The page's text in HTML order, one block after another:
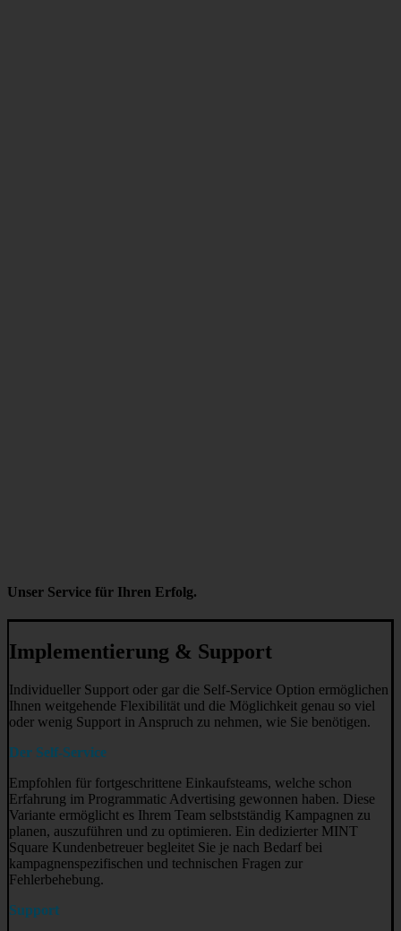
Unser Service für Ihren Erfolg.
Implementierung & Support
Individueller Support oder gar die Self-Service Option ermöglichen
Ihnen weitgehende Flexibilität und die Möglichkeit genau so viel
oder wenig Support in Anspruch zu nehmen, wie Sie benötigen.
Der Self-Service
Empfohlen für fortgeschrittene Einkaufsteams, welche schon
Erfahrung im Programmatic Advertising gewonnen haben. Diese
Variante ermöglicht es Ihrem Team selbstständig Kampagnen zu
planen, auszuführen und zu optimieren. Ein dedizierter MINT
Square Kundenbetreuer begleitet Sie je nach Bedarf bei
kampagnenspezifischen und technischen Fragen zur
Fehlerbehebung.
Support